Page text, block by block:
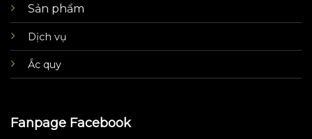
Sản phẩm
Dịch vụ
Ắc quy
Fanpage Facebook